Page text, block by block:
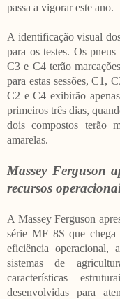
passa a vigorar este ano.
A identificação visual
para os testes. Os
C3 e C4 terão
para estas sessões, C1,
C2 e C4 exibirão
primeiros três dias,
dois compostos terão
amarelas.
Massey Ferguson
recursos
A Massey Ferguson
série MF 8S que chega
eficiência
sistemas de
características
desenvolvidas para